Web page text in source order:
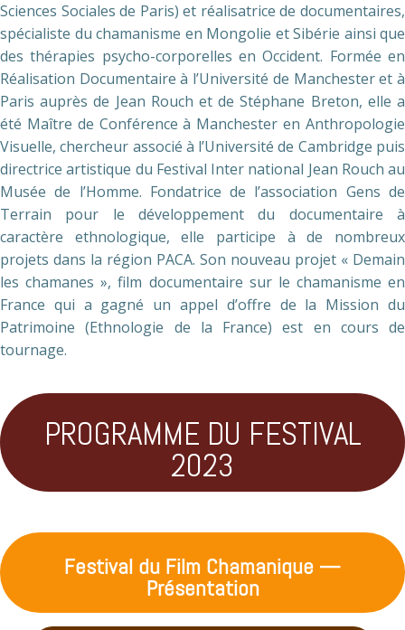
Sciences Sociales de Paris) et réalisatrice de documentaires,
spécialiste du chamanisme en Mongolie et Sibérie ainsi que
des thérapies psycho-corporelles en Occident. Formée en
Réalisation Documentaire à l’Université de Manchester et à
Paris auprès de Jean Rouch et de Stéphane Breton, elle a
été Maître de Conférence à Manchester en Anthropologie
Visuelle, chercheur associé à l’Université de Cambridge puis
directrice artistique du Festival Inter national Jean Rouch au
Musée de l’Homme. Fondatrice de l’association Gens de
Terrain pour le développement du documentaire à
caractère ethnologique, elle participe à de nombreux
projets dans la région PACA. Son nouveau projet « Demain
les chamanes », film documentaire sur le chamanisme en
France qui a gagné un appel d’offre de la Mission du
Patrimoine (Ethnologie de la France) est en cours de
tournage.
PROGRAMME DU FESTIVAL
2023
Festival du Film Chamanique —
Présentation